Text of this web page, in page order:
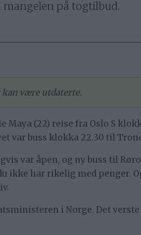
mangelen på togtilbud.
kan være utdaterte.
Maya (22) reise fra Oslo S
var buss klokka 22.30 til
var åpen, og ny buss til
ikke har rikelig med penger.
i Norge. Det